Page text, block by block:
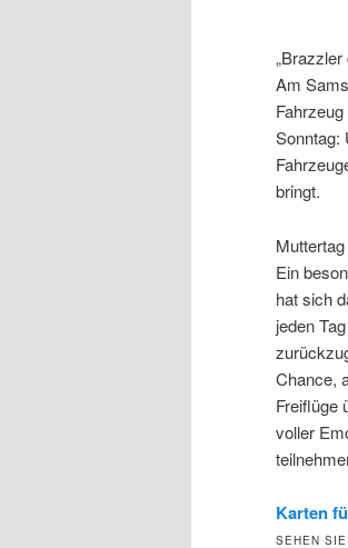
Am
Sonntag:
bringt.
Ein
hat sich
jeden
Chance,
Freiflüge
voller
Karten
SEHEN